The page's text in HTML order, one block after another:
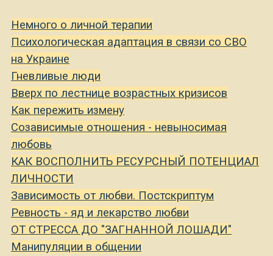
Немного о личной терапии
Психологическая адаптация в связи со СВО
на Украине
Гневливые люди
Вверх по лестнице возрастных кризисов
Как пережить измену
Созависимые отношения - невыносимая
любовь
КАК ВОСПОЛНИТЬ РЕСУРСНЫЙ ПОТЕНЦИАЛ
ЛИЧНОСТИ
Зависимость от любви. Постскриптум
Ревность - яд и лекарство любви
ОТ СТРЕССА ДО "ЗАГНАННОЙ ЛОШАДИ"
Манипуляции в общении